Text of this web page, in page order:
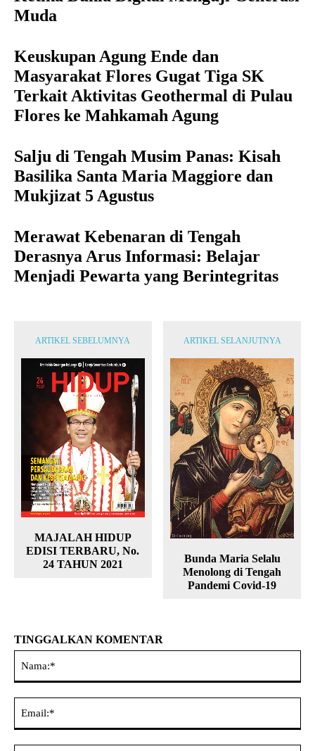
Muda
Keuskupan Agung Ende dan
Masyarakat Flores Gugat Tiga SK
Terkait Aktivitas Geothermal di Pulau
Flores ke Mahkamah Agung
Salju di Tengah Musim Panas: Kisah
Basilika Santa Maria Maggiore dan
Mukjizat 5 Agustus
Merawat Kebenaran di Tengah
Derasnya Arus Informasi: Belajar
Menjadi Pewarta yang Berintegritas
ARTIKEL SEBELUMNYA
MAJALAH HIDUP
EDISI TERBARU, No.
24 TAHUN 2021
ARTIKEL SELANJUTNYA
Bunda Maria Selalu
Menolong di Tengah
Pandemi Covid-19
TINGGALKAN KOMENTAR